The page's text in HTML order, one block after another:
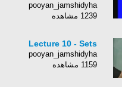
pooyan_jamshidyha
1239 مشاهده
Lecture 10 - Sets
pooyan_jamshidyha
1159 مشاهده